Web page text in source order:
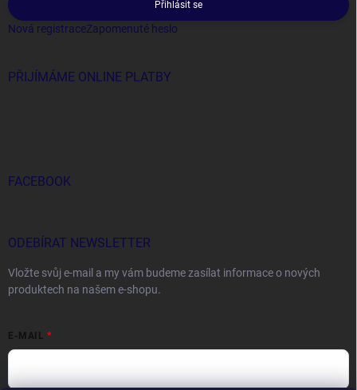
Přihlásit se
Nová registraceZapomenuté heslo
PŘIJÍMÁME ONLINE PLATBY
FACEBOOK
ODEBÍRAT NEWSLETTER
Vložte svůj e-mail a my vám budeme zasílat informace o nových
produktech na našem e-shopu.
E-MAIL